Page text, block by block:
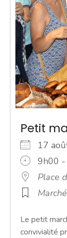
Petit
17
9h00
Place
Le petit
convivialité